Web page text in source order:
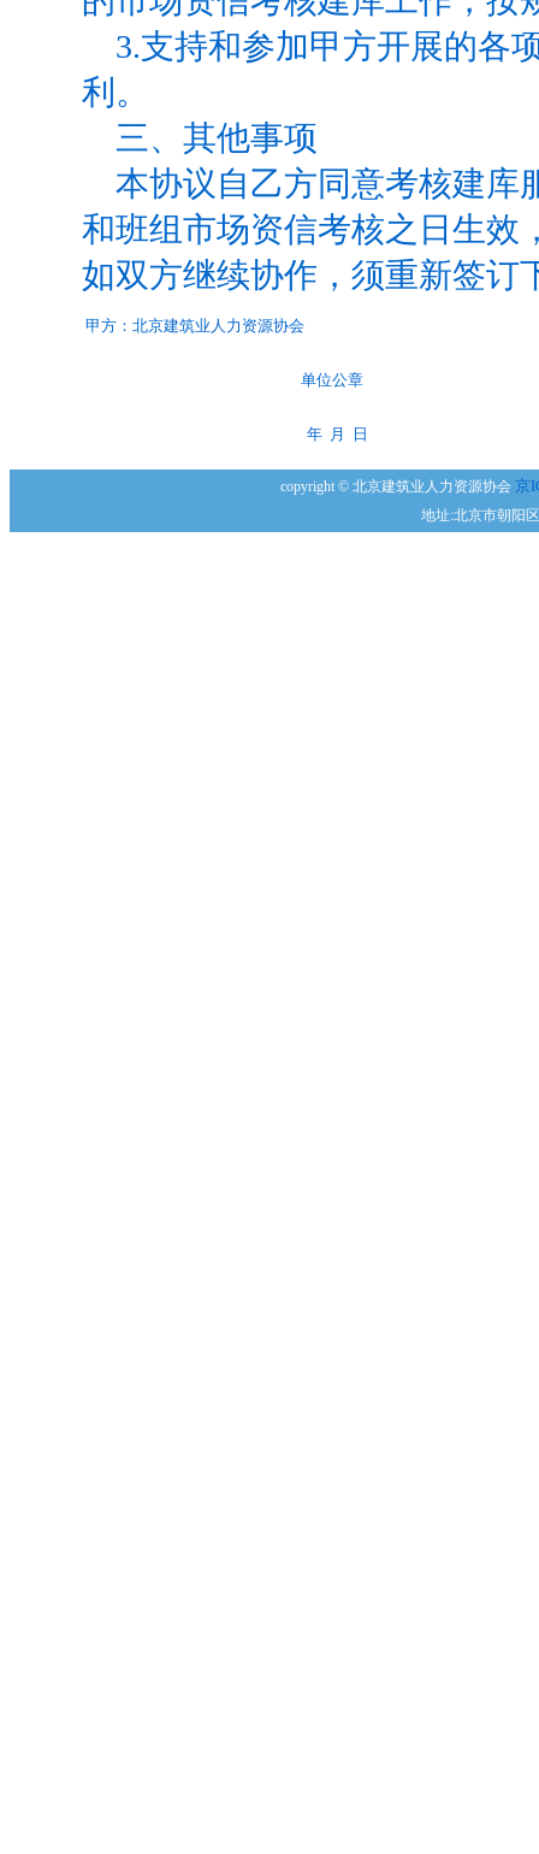
3.支持和参加甲方开展的各
利。
三、其他事项
本协议自乙方同意考核建库
和班组市场资信考核之日生效
如双方继续协作，须重新签订
甲方：北京建筑业人力资源协会
单位公章
年 月 日
copyright © 北京建筑业人力资源协会 京
地址:北京市朝阳